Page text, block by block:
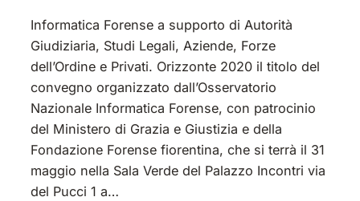
Informatica Forense a supporto di Autorità
Giudiziaria, Studi Legali, Aziende, Forze
dell’Ordine e Privati. Orizzonte 2020 il titolo del
convegno organizzato dall’Osservatorio
Nazionale Informatica Forense, con patrocinio
del Ministero di Grazia e Giustizia e della
Fondazione Forense fiorentina, che si terrà il 31
maggio nella Sala Verde del Palazzo Incontri via
del Pucci 1 a…